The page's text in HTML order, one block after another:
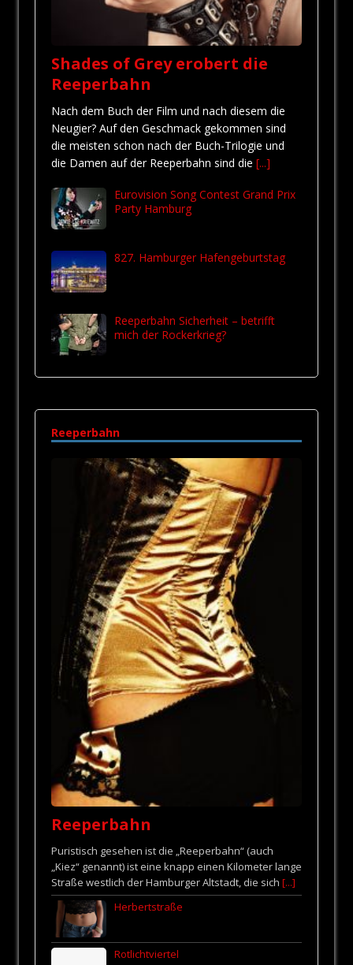
Shades of Grey erobert die
Reeperbahn
Nach dem Buch der Film und nach diesem die
Neugier? Auf den Geschmack gekommen sind
die meisten schon nach der Buch-Trilogie und
die Damen auf der Reeperbahn sind die [...]
Eurovision Song Contest Grand Prix
Party Hamburg
827. Hamburger Hafengeburtstag
Reeperbahn Sicherheit – betrifft
mich der Rockerkrieg?
Reeperbahn
Reeperbahn
Puristisch gesehen ist die „Reeperbahn“ (auch
„Kiez“ genannt) ist eine knapp einen Kilometer lange
Straße westlich der Hamburger Altstadt, die sich [...]
Herbertstraße
Rotlichtviertel